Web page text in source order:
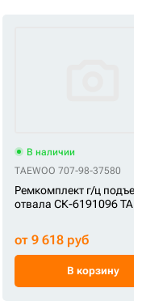
В наличии
TAEWOO 707-98-37580
Ремкомплект г/ц
отвала СК-6191096
от 9 618 руб
В корзину